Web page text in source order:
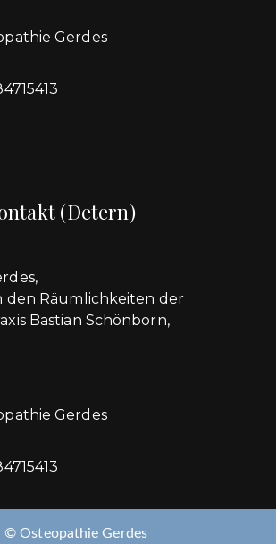
Gerdes
(Detern)
den Räumlichkeiten der
Bastian Schönborn,
Gerdes
© Osteopathie Gerdes